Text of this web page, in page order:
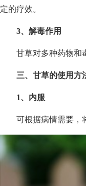
定的疗效。
3、解毒作用
甘草对多种药物和
三、甘草的使用方
1、内服
可根据病情需要，